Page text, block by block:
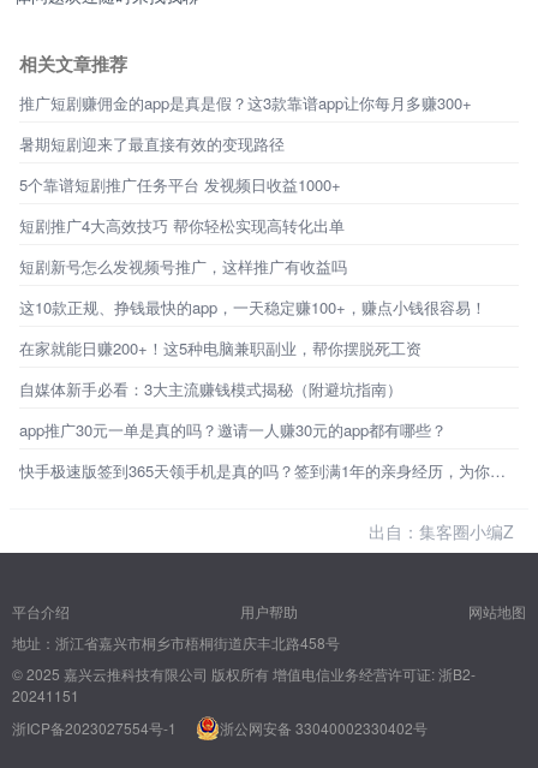
相关文章推荐
推广短剧赚佣金的app是真是假？这3款靠谱app让你每月多赚300+
暑期短剧迎来了最直接有效的变现路径
5个靠谱短剧推广任务平台 发视频日收益1000+
短剧推广4大高效技巧 帮你轻松实现高转化出单
短剧新号怎么发视频号推广，这样推广有收益吗
这10款正规、挣钱最快的app，一天稳定赚100+，赚点小钱很容易！
在家就能日赚200+！这5种电脑兼职副业，帮你摆脱死工资
自媒体新手必看：3大主流赚钱模式揭秘（附避坑指南）
app推广30元一单是真的吗？邀请一人赚30元的app都有哪些？
快手极速版签到365天领手机是真的吗？签到满1年的亲身经历，为你揭秘真相！
出自：集客圈小编Z
平台介绍 用户帮助
网站地图
地址：浙江省嘉兴市桐乡市梧桐街道庆丰北路458号
© 2025 嘉兴云推科技有限公司 版权所有增值电信业务经营许可证: 浙B2-
20241151
浙ICP备2023027554号-1
浙公网安备 33040002330402号